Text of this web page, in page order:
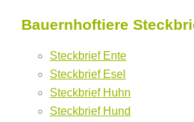
Bauernhoftiere
Steckbrief Ente
Steckbrief Esel
Steckbrief Huhn
Steckbrief Hund